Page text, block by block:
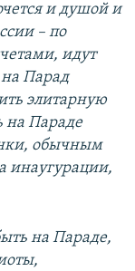
и душой и
– по
идут
Парад
элитарную
на Параде
обычным
инаугурации,
на Параде,